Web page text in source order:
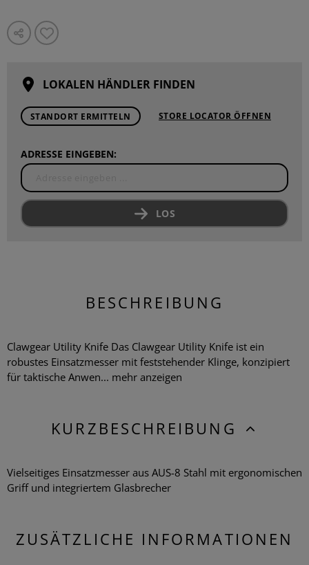
LOKALEN HÄNDLER FINDEN
STANDORT ERMITTELN STORE LOCATOR ÖFFNEN
ADRESSE EINGEBEN:
LOS
BESCHREIBUNG
Clawgear Utility Knife Das Clawgear Utility Knife ist ein
robustes Einsatzmesser mit feststehender Klinge, konzipiert
für taktische Anwen... mehr anzeigen
KURZBESCHREIBUNG
Vielseitiges Einsatzmesser aus AUS-8 Stahl mit ergonomischen
Griff und integriertem Glasbrecher
ZUSÄTZLICHE INFORMATIONEN